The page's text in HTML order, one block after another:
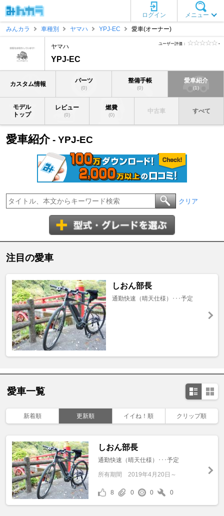
メニュー
ログイン
みんカラ
車種別 ヤマハ YPJ-EC 愛車(オーナー)
ヤマハ
YPJ-EC
ユーザー評価： -
カスタム情報 パーツ
(0)
整備手帳
(0)
愛車紹介
(1)
モデル
トップ
レビュー
(0)
燃費
(0)
中古車 すべて
愛車紹介- YPJ-EC
クリア
注目の愛車
しおん部長
通勤快速（晴天仕様）･･･予定
愛車一覧
新着順 更新順 イイね！順 クリップ順
しおん部長
通勤快速（晴天仕様）･･･予定
所有期間 2019年4月20日～
8 0 0 0